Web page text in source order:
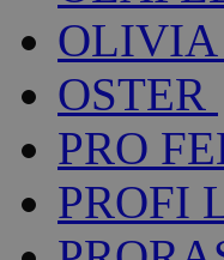
OLIVIA
OSTER
PRO
PROFI